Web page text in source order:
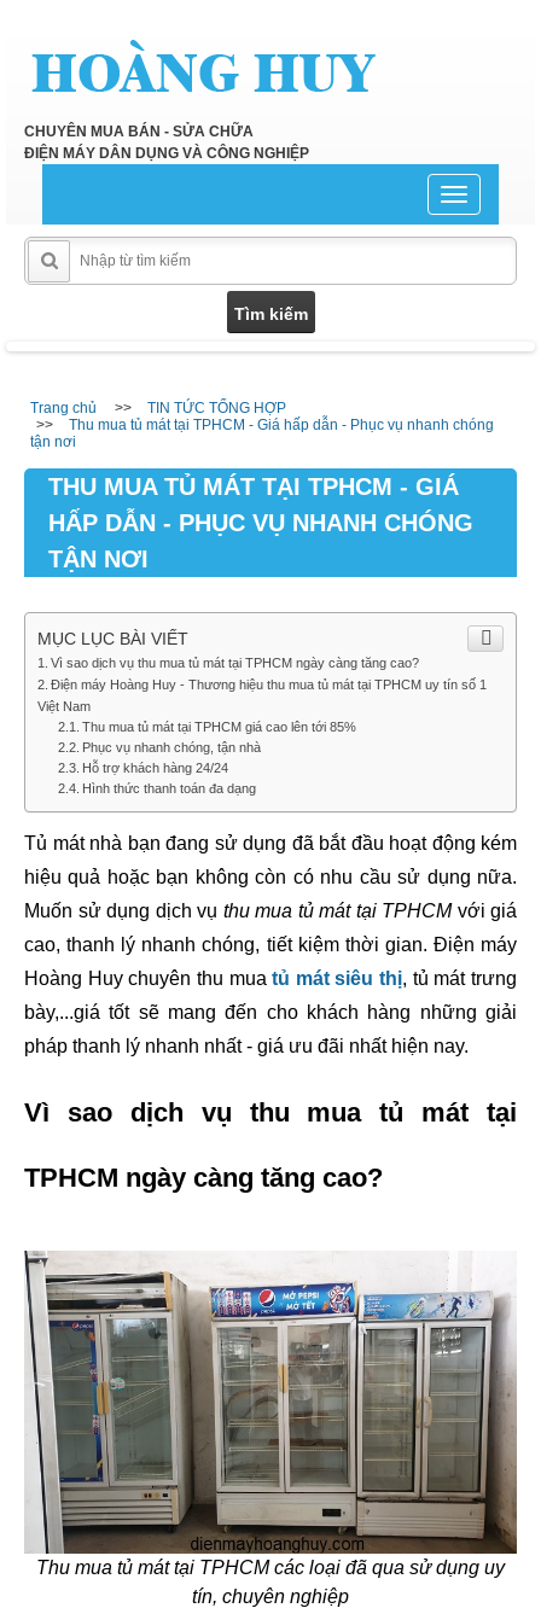
CHUYÊN MUA BÁN - SỬA CHỮA
ĐIỆN MÁY DÂN DỤNG VÀ CÔNG NGHIỆP
Toggle
navigation
Trang chủ
TIN TỨC TỔNG HỢP
Thu mua tủ mát tại TPHCM - Giá hấp dẫn - Phục vụ nhanh chóng
tận nơi
THU MUA TỦ MÁT TẠI TPHCM - GIÁ
HẤP DẪN - PHỤC VỤ NHANH CHÓNG
TẬN NƠI
MỤC LỤC BÀI VIẾT
Vì sao dịch vụ thu mua tủ mát tại TPHCM ngày càng tăng cao?
Điện máy Hoàng Huy - Thương hiệu thu mua tủ mát tại TPHCM uy tín số 1
Việt Nam
Thu mua tủ mát tại TPHCM giá cao lên tới 85%
Phục vụ nhanh chóng, tận nhà
Hỗ trợ khách hàng 24/24
Hình thức thanh toán đa dạng
Tủ mát nhà bạn đang sử dụng đã bắt đầu hoạt động kém
hiệu quả hoặc bạn không còn có nhu cầu sử dụng nữa.
Muốn sử dụng dịch vụ thu mua tủ mát tại TPHCM với giá
cao, thanh lý nhanh chóng, tiết kiệm thời gian. Điện máy
Hoàng Huy chuyên thu mua tủ mát siêu thị, tủ mát trưng
bày,...giá tốt sẽ mang đến cho khách hàng những giải
pháp thanh lý nhanh nhất - giá ưu đãi nhất hiện nay.
Vì sao dịch vụ thu mua tủ mát tại
TPHCM ngày càng tăng cao?
Thu mua tủ mát tại TPHCM các loại đã qua sử dụng uy
tín, chuyên nghiệp